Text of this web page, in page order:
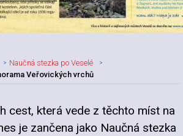
Naučná stezka po Veselé
Veřovických vrchů
cest, která vede z těchto míst na
je zančena jako Naučná stezka